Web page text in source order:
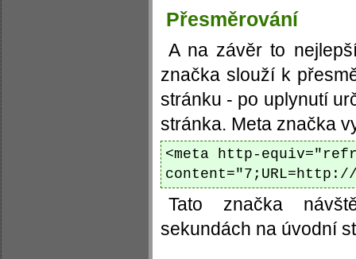
Přesměrování
A na závěr to
značka slouží k
stránku - po uplynutí
stránka. Meta značka
<meta http-
Tato značka
sekundách na úvodní